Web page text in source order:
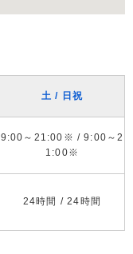
土 / 日祝
9:00～21:00※ / 9:00～2
1:00※
24時間 / 24時間